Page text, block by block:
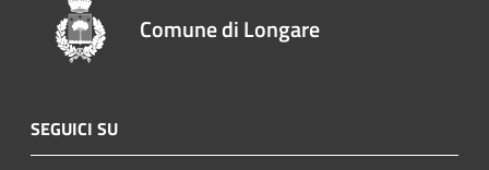
Comune di Longare
SEGUICI SU